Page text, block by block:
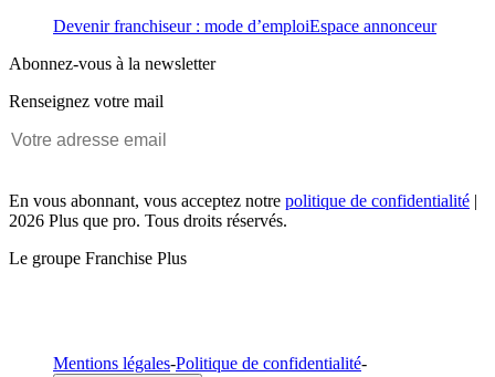
Devenir franchiseur : mode d’emploiEspace annonceur
Abonnez-vous à la newsletter
Renseignez votre mail
En vous abonnant, vous acceptez notre politique de confidentialité |
2026 Plus que pro. Tous droits réservés.
Le groupe Franchise Plus
Mentions légales-Politique de confidentialité-